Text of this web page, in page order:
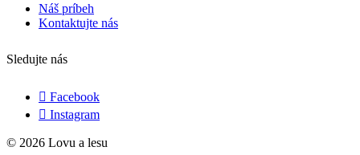
Náš príbeh
Kontaktujte nás
Sledujte nás
Facebook
Instagram
© 2026 Lovu a lesu